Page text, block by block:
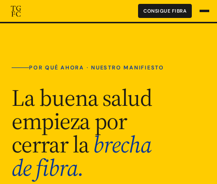
CONSIGUE FIBRA
POR QUÉ AHORA · NUESTRO MANIFIESTO
La buena salud
empieza por
cerrar labrecha
de fibra.